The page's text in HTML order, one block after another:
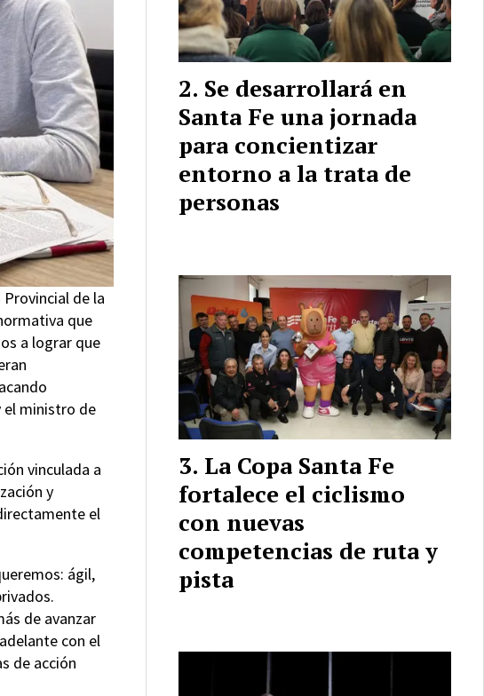
de la
que
a lograr que
el ministro de
vinculada a
y
el
ágil,
de avanzar
con el
de acción
Se desarrollará en
Santa Fe una jornada
para concientizar
entorno a la trata de
personas
La Copa Santa Fe
fortalece el ciclismo
con nuevas
competencias de ruta y
pista